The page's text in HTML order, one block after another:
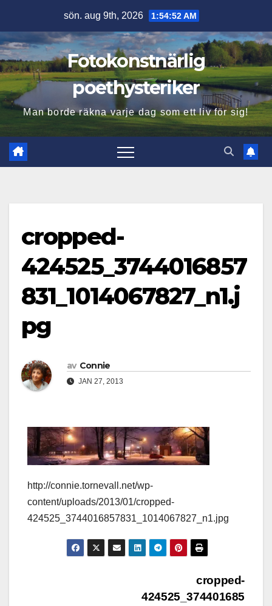
innehåll
sön. aug 9th, 2026 1:54:53 AM
Fotokonstnärlig
poethysteriker
Man borde räkna varje dag som ett liv för sig!
cropped-
424525_3744016857
831_1014067827_n1.j
pg
av Connie
JAN 27, 2013
http://connie.tornevall.net/wp-
content/uploads/2013/01/cropped-
424525_3744016857831_1014067827_n1.jpg
cropped-
424525_374401685